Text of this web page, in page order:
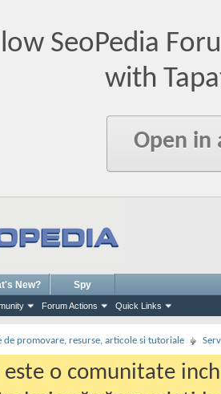
SeoPedia
with
Open in
Forum Actions Quick Links
New? Spy
de promovare, resurse, articole si tutoriale
este o comunitate